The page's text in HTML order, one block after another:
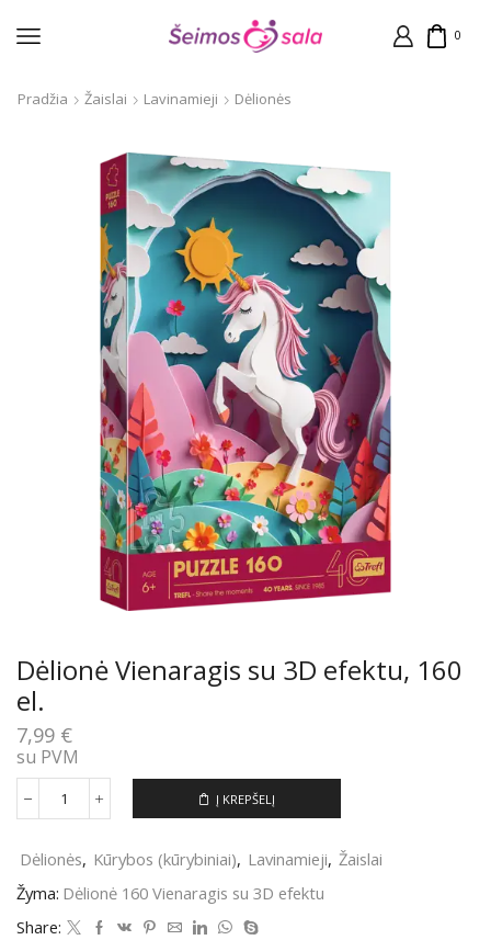
0
Pradžia Žaislai Lavinamieji Dėlionės
Dėlionė Vienaragis su 3D efektu, 160
el.
7,99 €
su PVM
produkto
Vienaragis
su
3D
efektu,
Į KREPŠELĮ
Dėlionės, Kūrybos (kūrybiniai), Lavinamieji, Žaislai
Žyma: Dėlionė 160 Vienaragis su 3D efektu
Share: